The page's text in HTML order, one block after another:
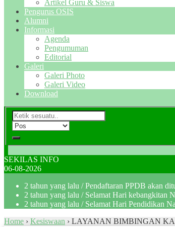
Artikel Guru & Siswa
Pengurus OSIS
Alumni
Informasi
Agenda
Pengumuman
Editorial
Galeri
Galeri Photo
Galeri Video
Download
SEKILAS INFO
06-08-2026
2 tahun yang lalu / Pendaftaran PPDB akan
2 tahun yang lalu / Selamat Hari kebangkitan
2 tahun yang lalu / Selamat Hari Pendidikan
Home › Kesiswaan › LAYANAN BIMBINGAN